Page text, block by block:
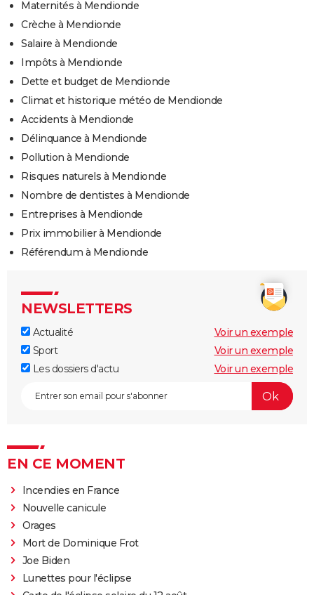
Maternités à Mendionde
Crèche à Mendionde
Salaire à Mendionde
Impôts à Mendionde
Dette et budget de Mendionde
Climat et historique météo de Mendionde
Accidents à Mendionde
Délinquance à Mendionde
Pollution à Mendionde
Risques naturels à Mendionde
Nombre de dentistes à Mendionde
Entreprises à Mendionde
Prix immobilier à Mendionde
Référendum à Mendionde
NEWSLETTERS
Actualité
Voir un exemple
Sport
Voir un exemple
Les dossiers d'actu
Voir un exemple
EN CE MOMENT
Incendies en France
Nouvelle canicule
Orages
Mort de Dominique Frot
Joe Biden
Lunettes pour l'éclipse